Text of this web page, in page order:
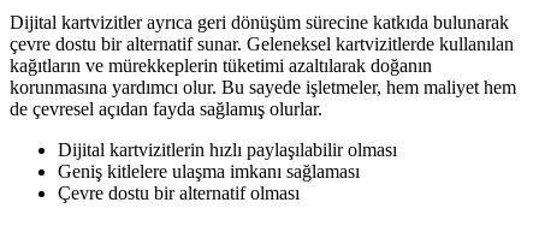
Dijital kartvizitler ayrıca geri dönüşüm sürecine katkıda bulunarak
çevre dostu bir alternatif sunar. Geleneksel kartvizitlerde kullanılan
kağıtların ve mürekkeplerin tüketimi azaltılarak doğanın
korunmasına yardımcı olur. Bu sayede işletmeler, hem maliyet hem
de çevresel açıdan fayda sağlamış olurlar.
Dijital kartvizitlerin hızlı paylaşılabilir olması
Geniş kitlelere ulaşma imkanı sağlaması
Çevre dostu bir alternatif olması